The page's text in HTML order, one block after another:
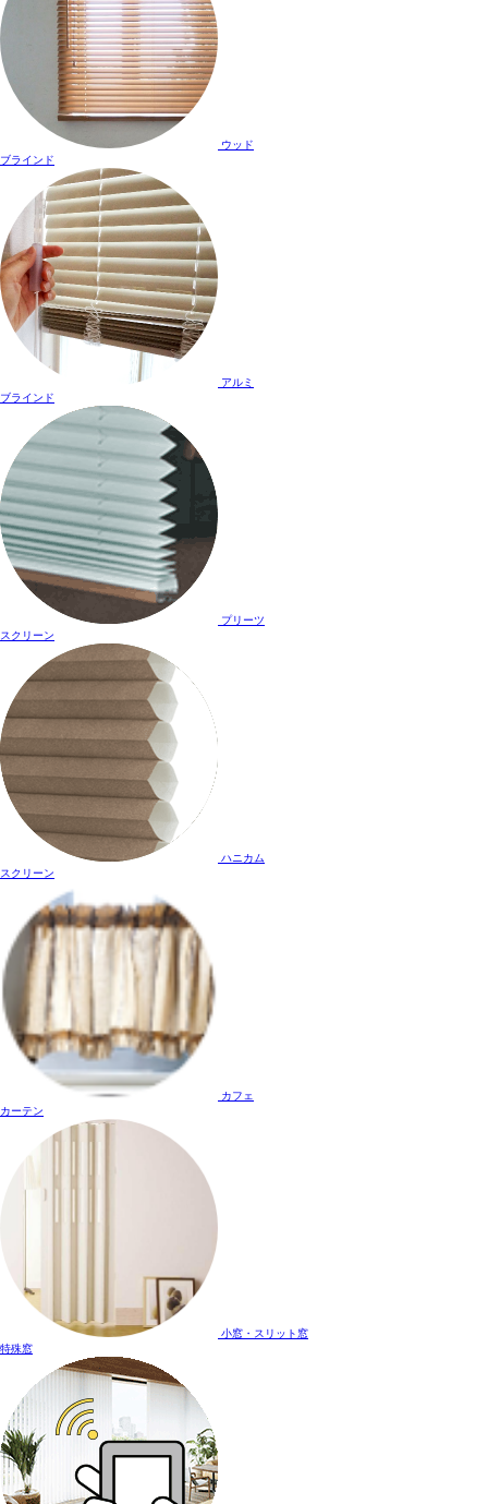
ウッド
ブラインド
アルミ
ブラインド
プリーツ
スクリーン
ハニカム
スクリーン
カフェ
カーテン
小窓・スリット窓
特殊窓